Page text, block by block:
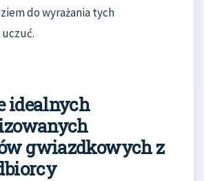
do wyrażania tych
idealnych
gwiazdkowych z